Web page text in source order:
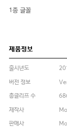
1종 글꼴
제품정보
출시년도
버전 정보
총글리프 수
제작사
판매사